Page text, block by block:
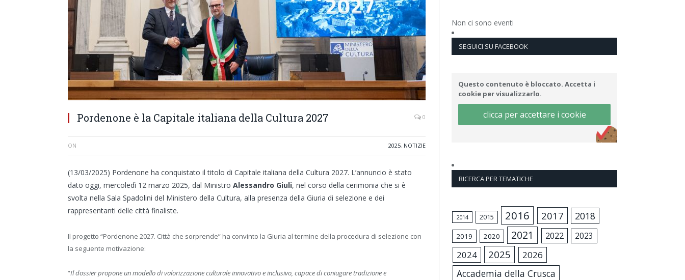
Pordenone è la Capitale italiana della Cultura 2027 0
ON 2025, NOTIZIE
(13/03/2025) Pordenone ha conquistato il titolo di Capitale italiana della Cultura 2027. L’annuncio è stato
dato oggi, mercoledì 12 marzo 2025, dal Ministro Alessandro Giuli, nel corso della cerimonia che si è
svolta nella Sala Spadolini del Ministero della Cultura, alla presenza della Giuria di selezione e dei
rappresentanti delle città finaliste.
Il progetto “Pordenone 2027. Città che sorprende” ha convinto la Giuria al termine della procedura di selezione con
la seguente motivazione:
“Il dossier propone un modello di valorizzazione culturale innovativo e inclusivo, capace di coniugare tradizione e
Non ci sono eventi
SEGUICI SU FACEBOOK
Questo contenuto è bloccato. Accetta i
cookie per visualizzarlo.
clicca per accettare i cookie
RICERCA PER TEMATICHE
2014 2015 2016 2017 2018
2019 2020 2021 2022 2023
2024 2025 2026
Accademia della Crusca